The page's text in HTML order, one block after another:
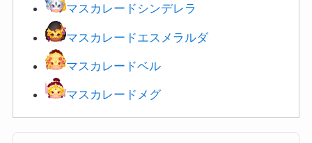
マスカレードシンデレラ
マスカレードエスメラルダ
マスカレードベル
マスカレードメグ